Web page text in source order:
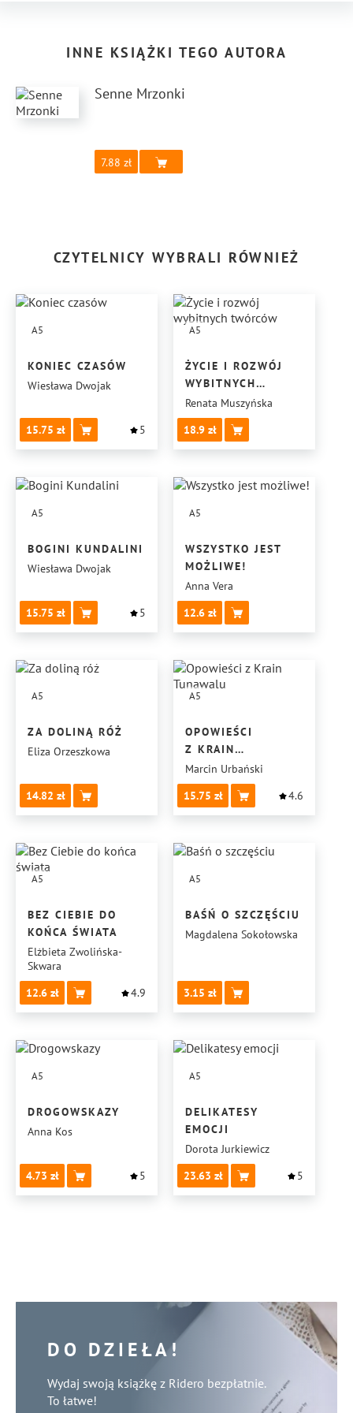
INNE KSIĄŻKI TEGO AUTORA
Senne Mrzonki
7.88
CZYTELNICY WYBRALI RÓWNIEŻ
A5
KONIEC CZASÓW
Wiesława Dwojak
15.75 5
A5
ŻYCIE I ROZWÓJ
WYBITNYCH
TWÓRCÓW
Renata Muszyńska
18.9
A5
BOGINI KUNDALINI
Wiesława Dwojak
15.75 5
A5
WSZYSTKO JEST
MOŻLIWE!
Anna Vera
12.6
A5
ZA DOLINĄ RÓŻ
Eliza Orzeszkowa
14.82
A5
OPOWIEŚCI
Z KRAIN
TUNAWALU
Marcin Urbański
15.75
4.6
A5
BEZ CIEBIE DO
KOŃCA ŚWIATA
Elżbieta Zwolińska-
Skwara
12.6
4.9
A5
BAŚŃ O SZCZĘŚCIU
Magdalena Sokołowska
3.15
A5
DROGOWSKAZY
Anna Kos
4.73 5
A5
DELIKATESY
EMOCJI
Dorota Jurkiewicz
23.63
5
DO DZIEŁA!
Wydaj swoją książkę z Ridero bezpłatnie.
To łatwe!